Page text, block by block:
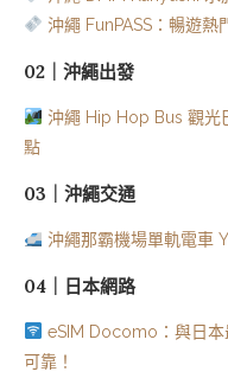
06｜麺家 丸翔：4.6 顆
沖繩 FunPASS：暢遊熱
02｜沖繩出發
沖繩 Hip Hop Bus 觀光
點
03｜沖繩交通
沖繩那霸機場單軌電車
04｜日本網路
eSIM Docomo：與日
可靠！